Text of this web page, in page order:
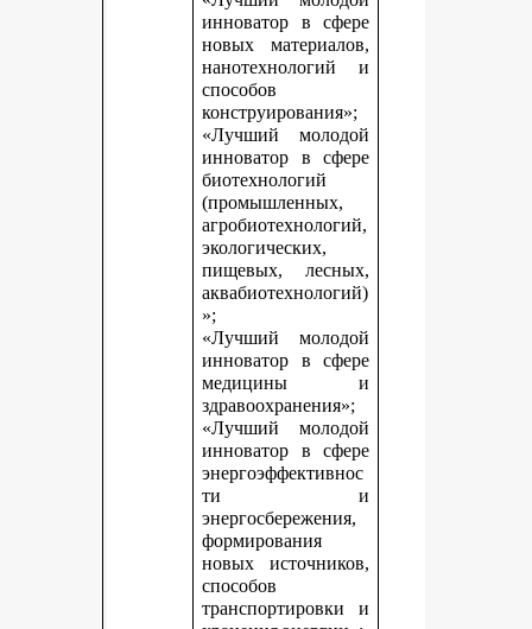
инноватор в сфере
новых материалов,
нанотехнологий и
способов
конструирования»;
«Лучший молодой
инноватор в сфере
биотехнологий
(промышленных,
агробиотехнологий,
экологических,
пищевых, лесных,
аквабиотехнологий)
»;
«Лучший молодой
инноватор в сфере
медицины и
здравоохранения»;
«Лучший молодой
инноватор в сфере
энергоэффективнос
ти и
энергосбережения,
формирования
новых источников,
способов
транспортировки и